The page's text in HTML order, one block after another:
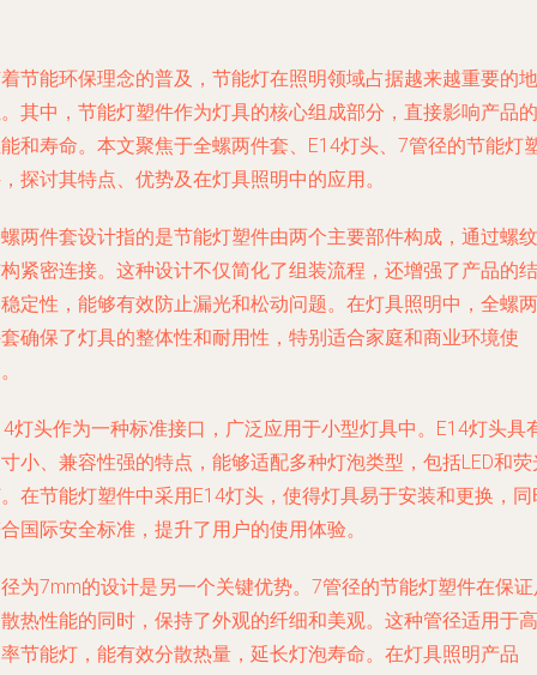
节能环保理念的普及，节能灯在照明领域占据越来越重要的地
其中，节能灯塑件作为灯具的核心组成部分，直接影响产品的
和寿命。本文聚焦于全螺两件套、E14灯头、7管径的节能灯
探讨其特点、优势及在灯具照明中的应用。
两件套设计指的是节能灯塑件由两个主要部件构成，通过螺纹
紧密连接。这种设计不仅简化了组装流程，还增强了产品的结
定性，能够有效防止漏光和松动问题。在灯具照明中，全螺两
确保了灯具的整体性和耐用性，特别适合家庭和商业环境使
灯头作为一种标准接口，广泛应用于小型灯具中。E14灯头具
小、兼容性强的特点，能够适配多种灯泡类型，包括LED和荧
在节能灯塑件中采用E14灯头，使得灯具易于安装和更换，同
国际安全标准，提升了用户的使用体验。
为7mm的设计是另一个关键优势。7管径的节能灯塑件在保
热性能的同时，保持了外观的纤细和美观。这种管径适用于高
节能灯，能有效分散热量，延长灯泡寿命。在灯具照明产品